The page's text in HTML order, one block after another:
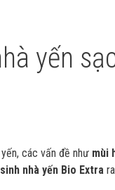
yến
các vấn đề như mùi
nhà yến Bio Extra